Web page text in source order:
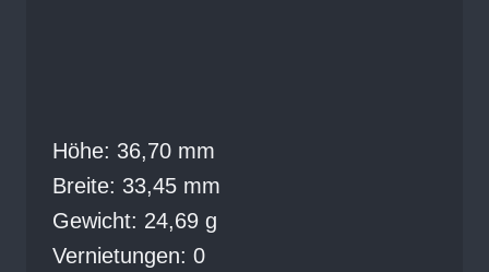
Höhe: 36,70 mm
Breite: 33,45 mm
Gewicht: 24,69 g
Vernietungen: 0